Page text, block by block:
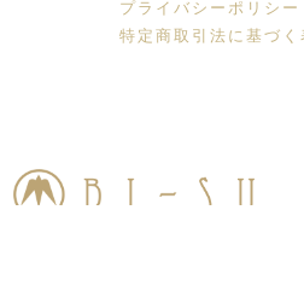
プライバシーポリシー
特定商取引法に基づく